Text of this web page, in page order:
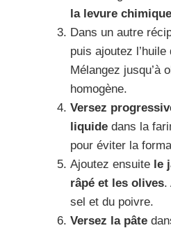
la levure chimique
Dans un autre
puis ajoutez l’huile
Mélangez jusqu’à
homogène.
Versez
liquide dans la
pour éviter la
Ajoutez ensuite le
râpé et les olives.
sel et du poivre.
Versez la pâte